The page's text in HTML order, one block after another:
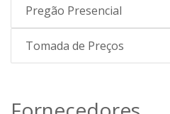
Pregão Presencial
Tomada de Preços